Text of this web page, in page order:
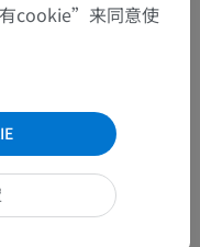
cookie”来同意使